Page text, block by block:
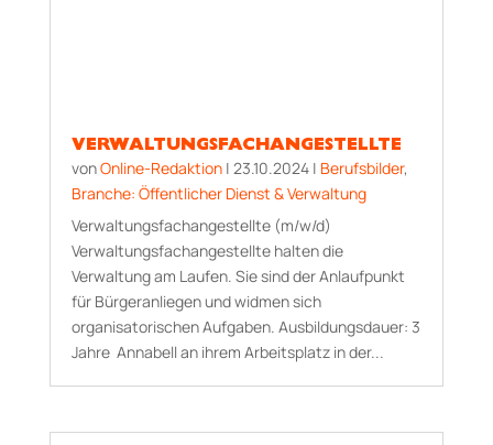
VERWALTUNGSFACHANGESTELLTE
vonOnline-Redaktion| 23.10.2024| Berufsbilder,
Branche: Öffentlicher Dienst & Verwaltung
Verwaltungsfachangestellte (m/w/d)
Verwaltungsfachangestellte halten die
Verwaltung am Laufen. Sie sind der Anlaufpunkt
für Bürgeranliegen und widmen sich
organisatorischen Aufgaben. Aus­bildungs­dauer: 3
Jahre Annabell an ihrem Arbeitsplatz in der...